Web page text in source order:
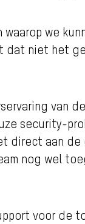
we
dat niet het
van
security-
direct aan
nog wel
voor de